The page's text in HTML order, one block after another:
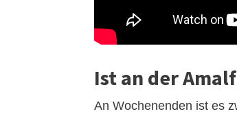
Ist an der
An Wochenenden ist es